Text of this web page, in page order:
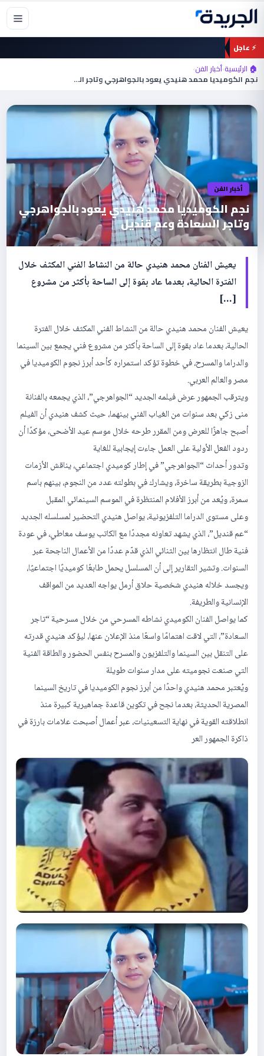
تخطي
المحتوى
⚡ عاجل
🏠 الرئيسية›أخبار الفن›
نجم الكوميديا محمد هنيدي يعود بالجواهرجي وتاجر السعادة…
أخبار الفن
نجم الكوميديا محمد هنيدي يعود بالجواهرجي
وتاجر السعادة وعم قنديل
يعيش الفنان محمد هنيدي حالة من النشاط الفني المكثف خلال
الفترة الحالية، بعدما عاد بقوة إلى الساحة بأكثر من مشروع
[…]
يعيش الفنان محمد هنيدي حالة من النشاط الفني المكثف خلال الفترة
الحالية، بعدما عاد بقوة إلى الساحة بأكثر من مشروع فني يجمع بين السينما
والدراما والمسرح، في خطوة تؤكد استمراره كأحد أبرز نجوم الكوميديا في
مصر والعالم العربي.
ويترقب الجمهور عرض فيلمه الجديد “الجواهرجي”، الذي يجمعه بالفنانة
منى زكي بعد سنوات من الغياب الفني بينهما، حيث كشف هنيدي أن الفيلم
أصبح جاهزًا للعرض ومن المقرر طرحه خلال موسم عيد الأضحى، مؤكدًا أن
ردود الفعل الأولية على العمل جاءت إيجابية للغاية
وتدور أحداث “الجواهرجي” في إطار كوميدي اجتماعي، يناقش الأزمات
الزوجية بطريقة ساخرة، ويشارك في بطولته عدد من النجوم، بينهم باسم
سمرة، ويُعد من أبرز الأفلام المنتظرة في الموسم السينمائي المقبل
وعلى مستوى الدراما التلفزيونية، يواصل هنيدي التحضير لمسلسله الجديد
“عم قنديل”، الذي يشهد تعاونه مجددًا مع الكاتب يوسف معاطي، في عودة
فنية طال انتظارها بين الثنائي الذي قدّم عددًا من الأعمال الناجحة عبر
السنوات. وتشير التقارير إلى أن المسلسل يحمل طابعًا كوميديًا اجتماعيًا،
ويجسد خلاله هنيدي شخصية حلاق أرمل يواجه العديد من المواقف
الإنسانية والطريفة.
كما يواصل الفنان الكوميدي نشاطه المسرحي من خلال مسرحية “تاجر
السعادة”، التي لاقت اهتمامًا واسعًا منذ الإعلان عنها، ليؤكد هنيدي قدرته
على التنقل بين السينما والتلفزيون والمسرح بنفس الحضور والطاقة الفنية
التي صنعت نجوميته على مدار سنوات طويلة
ويُعتبر محمد هنيدي واحدًا من أبرز نجوم الكوميديا في تاريخ السينما
المصرية الحديثة، بعدما نجح في تكوين قاعدة جماهيرية كبيرة منذ
انطلاقته القوية في نهاية التسعينيات، عبر أعمال أصبحت علامات بارزة في
ذاكرة الجمهور العر